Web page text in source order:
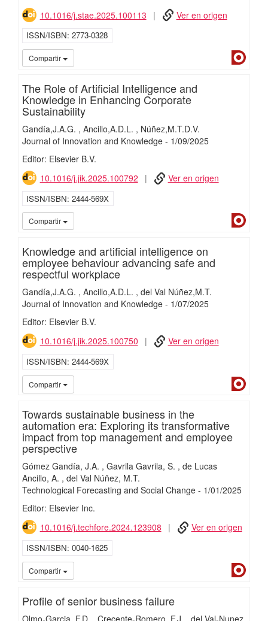
10.1016/j.stae.2025.100113
Ver en origen
ISSN/ISBN 2773-0328
Compartir
The Role of Artificial Intelligence and
Knowledge in Enhancing Corporate
Sustainability
Gandía,J.A.G. Ancillo,A.D.L.
Núñez,M.T.D.V.
Journal of Innovation and Knowledge- 1/09/2025
Editor: Elsevier B.V.
10.1016/j.jik.2025.100792
Ver en origen
ISSN/ISBN 2444-569X
Compartir
Knowledge and artificial intelligence on
employee behaviour advancing safe and
respectful workplace
Gandía,J.A.G. Ancillo,A.D.L.
del Val Núñez,M.T.
Journal of Innovation and Knowledge- 1/07/2025
Editor: Elsevier B.V.
10.1016/j.jik.2025.100750
Ver en origen
ISSN/ISBN 2444-569X
Compartir
Towards sustainable business in the
automation era: Exploring its transformative
impact from top management and employee
perspective
Gómez Gandía, J.A. Gavrila Gavrila, S.
de Lucas
Ancillo, A.
del Val Núñez, M.T.
Technological Forecasting and Social Change- 1/01/2025
Editor: Elsevier Inc.
10.1016/j.techfore.2024.123908
Ver en origen
ISSN/ISBN 0040-1625
Compartir
Profile of senior business failure
Olmo-Garcia, F.D. Crecente-Romero, F.J. del Val-Nunez,